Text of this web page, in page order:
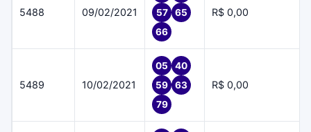
5488 09/02/2021
57
65
66
R$ 0,00
5489 10/02/2021
05
40
59
63
79
R$ 0,00